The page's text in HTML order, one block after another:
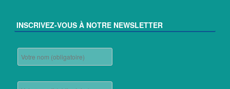
INSCRIVEZ-VOUS À NOTRE NEWSLETTER